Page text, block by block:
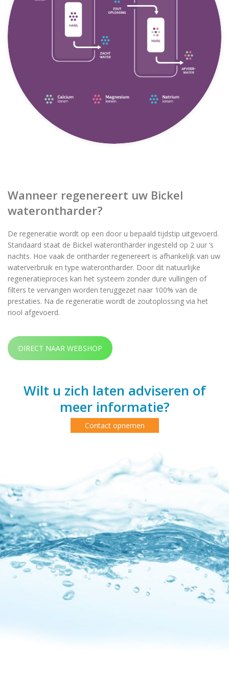
Wanneer regenereert uw Bickel
waterontharder?
De regeneratie wordt op een door u bepaald tijdstip uitgevoerd.
Standaard staat de Bickel waterontharder ingesteld op 2 uur ‘s
nachts. Hoe vaak de ontharder regenereert is afhankelijk van uw
waterverbruik en type waterontharder. Door dit natuurlijke
regeneratieproces kan het systeem zonder dure vullingen of
filters te vervangen worden teruggezet naar 100% van de
prestaties. Na de regeneratie wordt de zoutoplossing via het
riool afgevoerd.
DIRECT NAAR WEBSHOP
Wilt u zich laten adviseren of
meer informatie?
Contact opnemen